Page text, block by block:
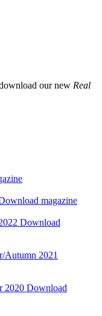
our new Real
magazine
Download
Download